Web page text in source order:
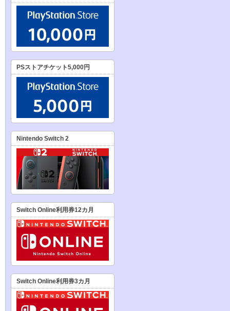
PSストアチケット5,000円
Nintendo Switch 2
Switch Online利用券12カ月
Switch Online利用券3カ月